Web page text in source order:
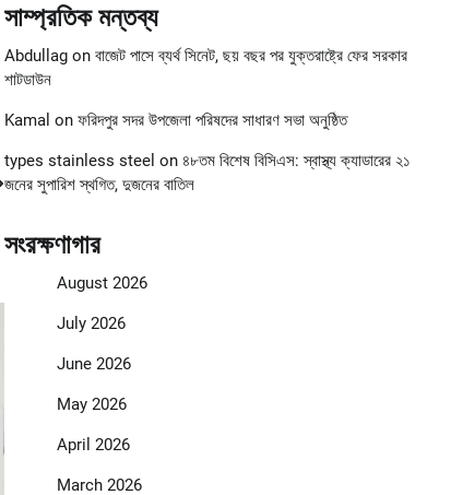
সাম্প্রতিক মন্তব্য
Abdullagon বাজেট পাসে ব্যর্থ সিনেট, ছয় বছর পর যুক্তরাষ্ট্রে ফের সরকার
শাটডাউন
Kamal on ফরিদপুর সদর উপজেলা পরিষদের সাধারণ সভা অনুষ্ঠিত
types stainless steel on ৪৮তম বিশেষ বিসিএস: স্বাস্থ্য ক্যাডারের ২১
জনের সুপারিশ স্থগিত, দুজনের বাতিল
সংরক্ষণাগার
August 2026
July 2026
June 2026
May 2026
April 2026
March 2026